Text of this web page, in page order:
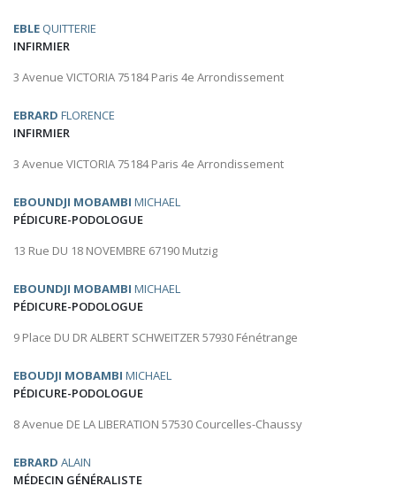
EBLE QUITTERIE
INFIRMIER
3 Avenue VICTORIA 75184 Paris 4e Arrondissement
EBRARD FLORENCE
INFIRMIER
3 Avenue VICTORIA 75184 Paris 4e Arrondissement
EBOUNDJI MOBAMBI MICHAEL
PÉDICURE-PODOLOGUE
13 Rue DU 18 NOVEMBRE 67190 Mutzig
EBOUNDJI MOBAMBI MICHAEL
PÉDICURE-PODOLOGUE
9 Place DU DR ALBERT SCHWEITZER 57930 Fénétrange
EBOUDJI MOBAMBI MICHAEL
PÉDICURE-PODOLOGUE
8 Avenue DE LA LIBERATION 57530 Courcelles-Chaussy
EBRARD ALAIN
MÉDECIN GÉNÉRALISTE